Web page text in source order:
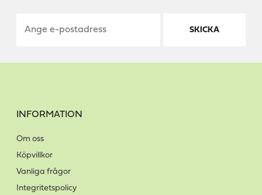
SKICKA
INFORMATION
Om oss
Köpvillkor
Vanliga frågor
Integritetspolicy